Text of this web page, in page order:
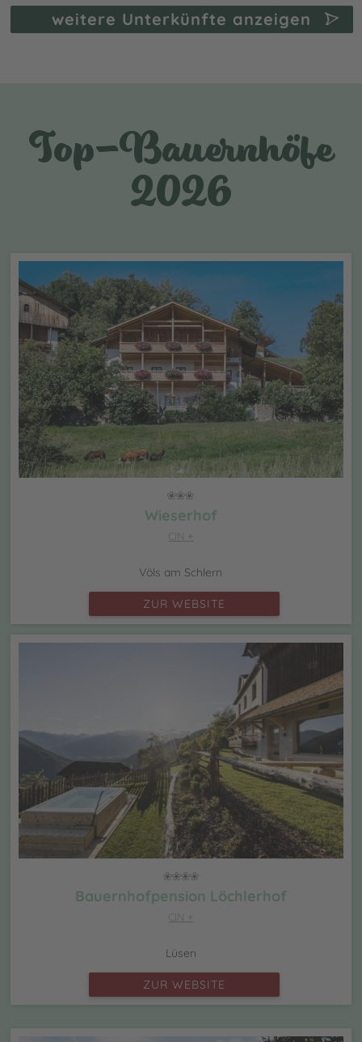
weitere Unterkünfte anzeigen
Top-Bauernhöfe
2026
Wieserhof
CIN +
Völs am Schlern
ZUR WEBSITE
Bauernhofpension Löchlerhof
CIN +
Lüsen
ZUR WEBSITE